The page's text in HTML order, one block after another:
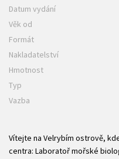
Datum vydání
Věk od
Formát
Nakladatelství
Hmotnost
Typ
Vazba
Vítejte na Velrybím ostrově,
centra: Laboratoř mořské